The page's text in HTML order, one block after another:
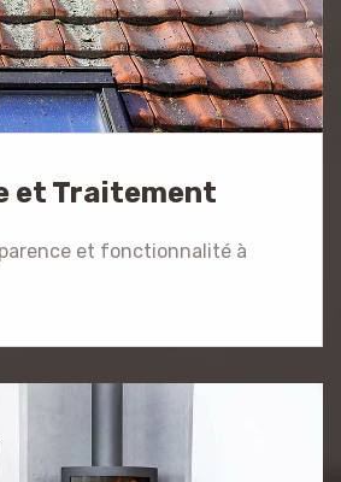
et Traitement
et fonctionnalité à